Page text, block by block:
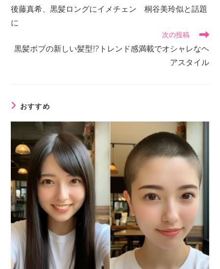
後藤真希、黒髪ロングにイメチェン 桐谷美玲似と話題
に
次の投稿
黒髪ボブの新しい髪型!?トレンド感満載でオシャレなヘ
アスタイル
おすすめ